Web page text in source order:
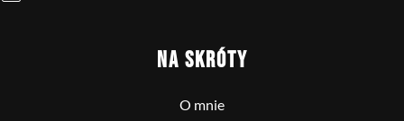
NA SKRÓTY
O mnie